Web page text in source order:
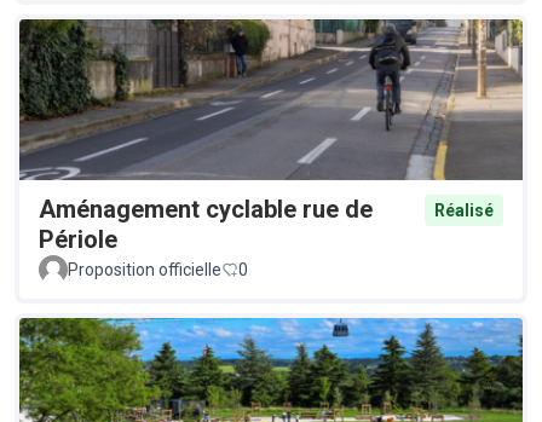
Aménagement cyclable rue de
Périole
Réalisé
Proposition officielle 0